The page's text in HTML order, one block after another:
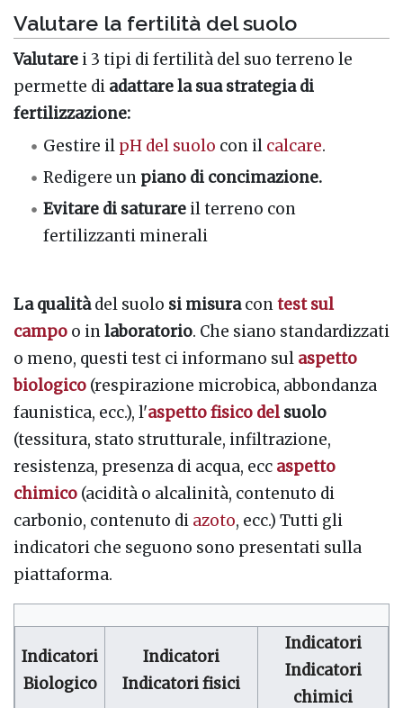
Valutare la fertilità del suolo
Valutare i 3 tipi di fertilità del suo terreno le
permette di adattare la sua strategia di
fertilizzazione:
Gestire il pH del suolo con il calcare.
Redigere un piano di concimazione.
Evitare di saturare il terreno con
fertilizzanti minerali
La qualitàdel suolo si misuracontest sul
campo o inlaboratorio. Che siano standardizzati
o meno, questi test ci informano sul aspetto
biologico (respirazione microbica, abbondanza
faunistica, ecc.), l'aspetto fisico delsuolo
(tessitura, stato strutturale, infiltrazione,
resistenza, presenza di acqua, ecc aspetto
chimico (acidità o alcalinità, contenuto di
carbonio, contenuto di azoto, ecc.) Tutti gli
indicatori che seguono sono presentati sulla
piattaforma.
Indicatori
Biologico
Indicatori
Indicatori fisici
Indicatori
Indicatori
chimici